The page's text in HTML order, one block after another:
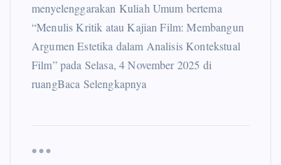
menyelenggarakan Kuliah Umum bertema
“Menulis Kritik atau Kajian Film: Membangun
Argumen Estetika dalam Analisis Kontekstual
Film” pada Selasa, 4 November 2025 di
ruangBaca Selengkapnya